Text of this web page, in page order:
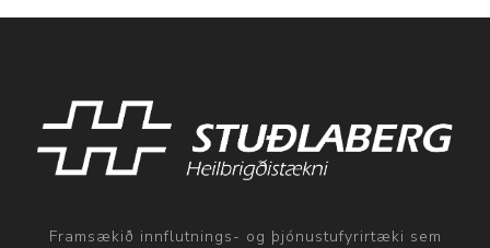
Framsækið innflutnings- og þjónustufyrirtæki sem